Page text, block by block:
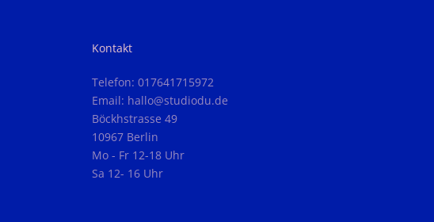
Kontakt
Telefon: 017641715972
Email: hallo@studiodu.de
Böckhstrasse 49
10967 Berlin
Mo - Fr 12-18 Uhr
Sa 12- 16 Uhr